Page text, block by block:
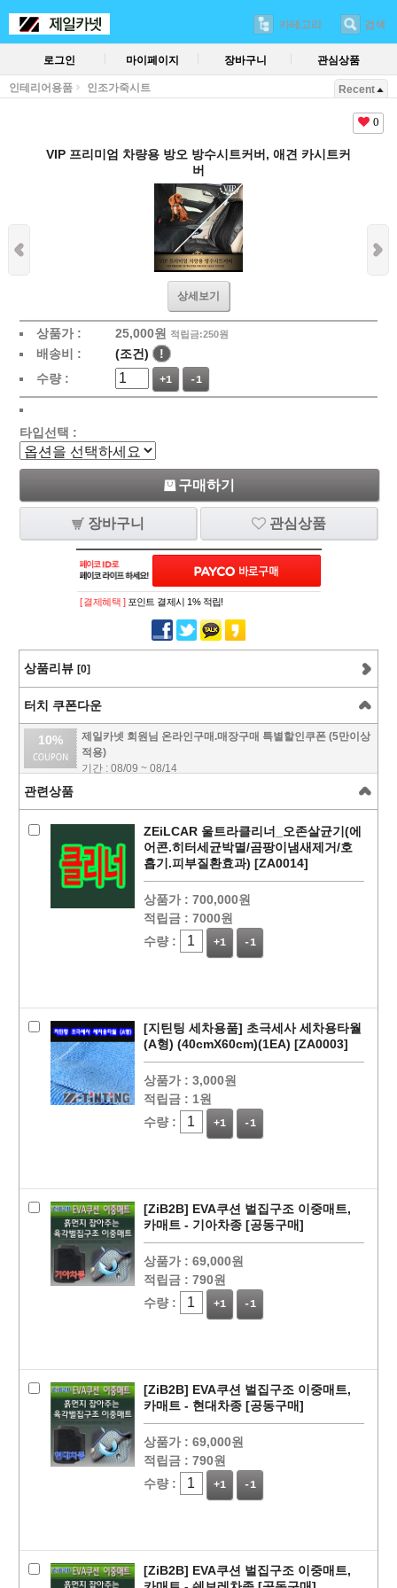
카테고리 검색
로그인 마이페이지 장바구니 관심상품
인테리어용품 인조가죽시트 Recent
0
VIP 프리미엄 차량용 방오 방수시트커버, 애견 카시트커
버
상세보기
상품가 : 25,000원 적립금:250원
배송비 : (조건)
!
수량 :
+1 -1
타입선택 :
구매하기
장바구니 관심상품
PAYCO 바로
[ 결제혜택 ] 포인트 결제시 1% 적립!
상품리뷰 [0]
터치 쿠폰다운
10%
제일카넷 회원님 온라인구매.매장구매 특별할인쿠폰 (5만이상
적용)
기간 : 08/09 ~ 08/14
관련상품
ZEiLCAR 울트라클리너_오존살균기(에
어콘.히터세균박멸/곰팡이냄새제거/호
흡기.피부질환효과) [ZA0014]
상품가 : 700,000원
적립금 : 7000원
수량 :
+1 -1
[지틴팅 세차용품] 초극세사 세차용타월
(A형) (40cmX60cm)(1EA) [ZA0003]
상품가 : 3,000원
적립금 : 1원
수량 :
+1 -1
[ZiB2B] EVA쿠션 벌집구조 이중매트,
카매트 - 기아차종 [공동구매]
상품가 : 69,000원
적립금 : 790원
수량 :
+1 -1
[ZiB2B] EVA쿠션 벌집구조 이중매트,
카매트 - 현대차종 [공동구매]
상품가 : 69,000원
적립금 : 790원
수량 :
+1 -1
[ZiB2B] EVA쿠션 벌집구조 이중매트,